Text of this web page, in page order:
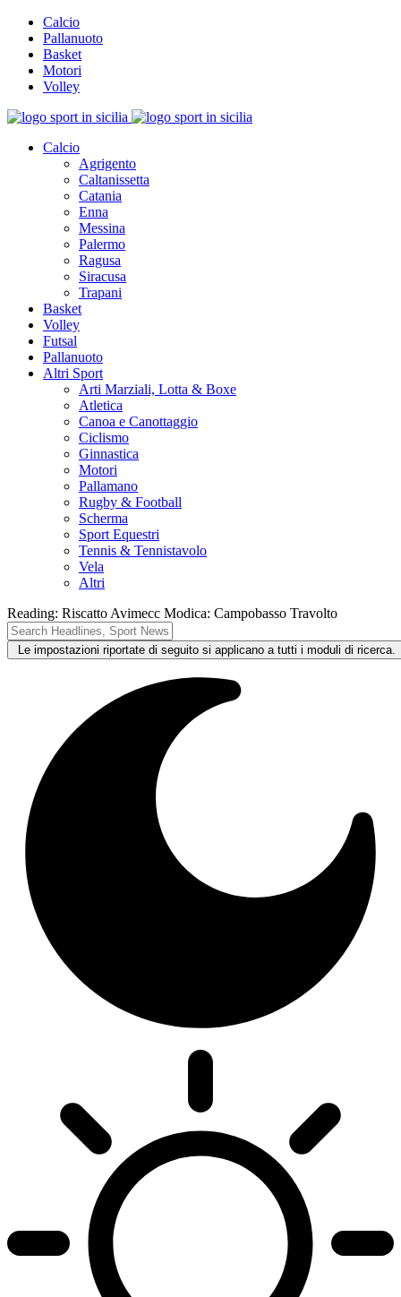
Calcio
Pallanuoto
Basket
Motori
Volley
Calcio
Agrigento
Caltanissetta
Catania
Enna
Messina
Palermo
Ragusa
Siracusa
Trapani
Basket
Volley
Futsal
Pallanuoto
Altri Sport
Arti Marziali, Lotta & Boxe
Atletica
Canoa e Canottaggio
Ciclismo
Ginnastica
Motori
Pallamano
Rugby & Football
Scherma
Sport Equestri
Tennis & Tennistavolo
Vela
Altri
Reading: Riscatto Avimecc Modica: Campobasso Travolto